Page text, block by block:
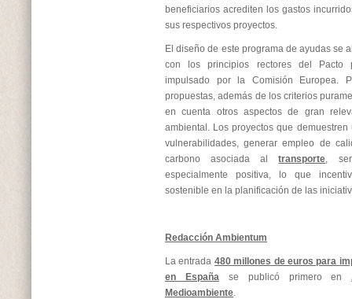
beneficiarios acrediten los gastos
sus respectivos proyectos.
El diseño de este programa de ayudas se
con los principios rectores del Pacto
impulsado por la Comisión Europea.
propuestas, además de los criterios
en cuenta otros aspectos de gran
ambiental. Los proyectos que
vulnerabilidades, generar empleo de
carbono asociada altransporte,
especialmente positiva, lo que
sostenible en la planificación de las
Redacción Ambientum
La entrada 480 millones de euros para
en Españase publicó primero en
Medioambiente.